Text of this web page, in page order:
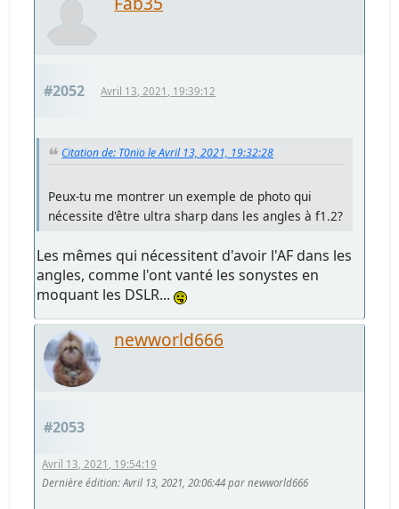
#2052 Avril 13, 2021, 19:39:12
Citation de: T0nïo le Avril 13, 2021, 19:32:28
Peux-tu me montrer un exemple de photo qui
nécessite d'être ultra sharp dans les angles à f1.2?
Les mêmes qui nécessitent d'avoir l'AF dans les
angles, comme l'ont vanté les sonystes en
moquant les DSLR...
newworld666
#2053
Avril 13, 2021, 19:54:19
Dernière édition: Avril 13, 2021, 20:06:44 par newworld666